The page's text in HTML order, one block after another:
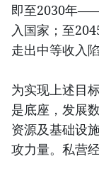
即至2030年
入国家；至
走出中等收入
为实现上述目
是底座，发展
资源及基础设
攻力量。私营